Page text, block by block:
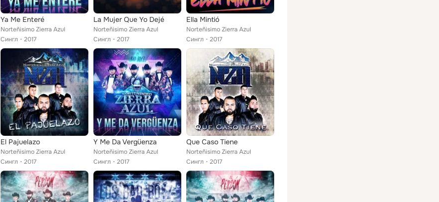
Ya Me Enteré
Norteñisimo Zierra Azul
Сингл
2017
La Mujer Que Yo Dejé
Norteñisimo Zierra Azul
Сингл
2017
Ella Mintió
Norteñisimo Zierra Azul
Сингл
2017
El Pajuelazo
Norteñisimo Zierra Azul
Сингл
2017
Y Me Da Vergüenza
Norteñisimo Zierra Azul
Сингл
2017
Que Caso Tiene
Norteñisimo Zierra Azul
Сингл
2017